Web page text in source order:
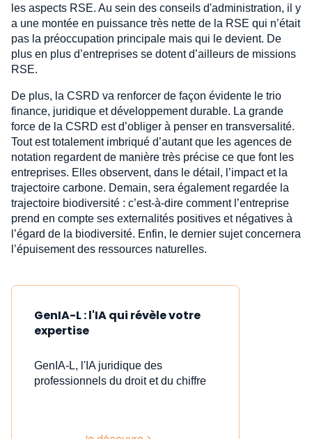
les aspects RSE. Au sein des conseils d'administration, il y
a une montée en puissance très nette de la RSE qui n’était
pas la préoccupation principale mais qui le devient. De
plus en plus d’entreprises se dotent d’ailleurs de missions
RSE.
De plus, la CSRD va renforcer de façon évidente le trio
finance, juridique et développement durable. La grande
force de la CSRD est d’obliger à penser en transversalité.
Tout est totalement imbriqué d’autant que les agences de
notation regardent de manière très précise ce que font les
entreprises. Elles observent, dans le détail, l’impact et la
trajectoire carbone. Demain, sera également regardée la
trajectoire biodiversité : c’est-à-dire comment l’entreprise
prend en compte ses externalités positives et négatives à
l’égard de la biodiversité. Enfin, le dernier sujet concernera
l’épuisement des ressources naturelles.
GenIA-L : l'IA qui révèle votre
expertise
GenIA-L, l'IA juridique des
professionnels du droit et du chiffre